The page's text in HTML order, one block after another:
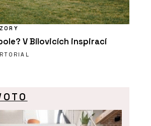
V Bílovicích inspirací